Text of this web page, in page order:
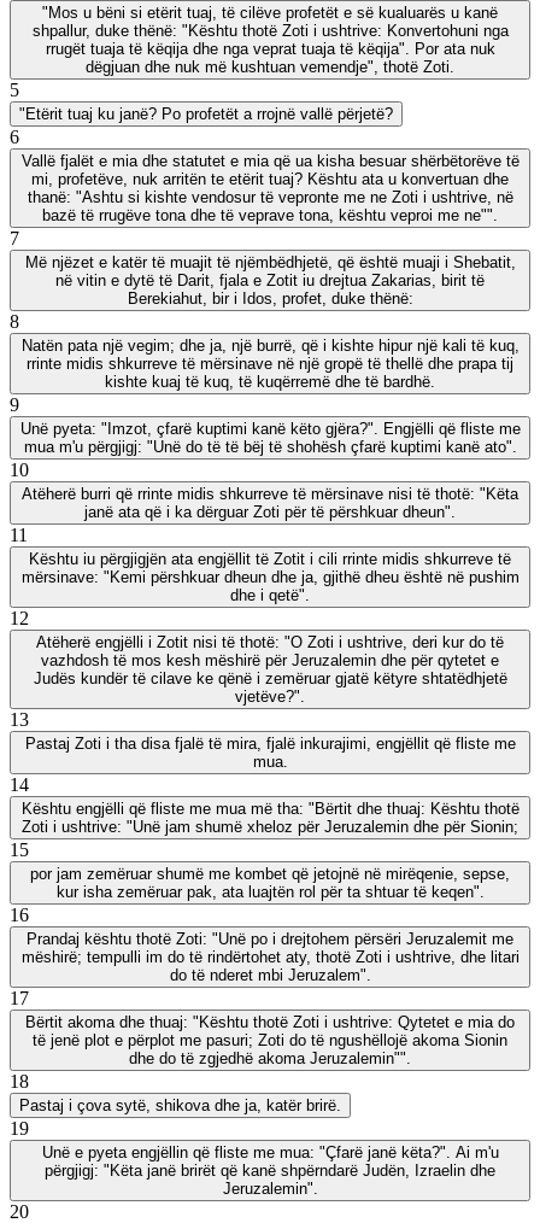
"Mos u bëni si etërit tuaj, të cilëve profetët e së kualuarës u kanë
shpallur, duke thënë: "Kështu thotë Zoti i ushtrive: Konvertohuni nga
rrugët tuaja të këqija dhe nga veprat tuaja të këqija". Por ata nuk
dëgjuan dhe nuk më kushtuan vemendje", thotë Zoti.
5
"Etërit tuaj ku janë? Po profetët a rrojnë vallë përjetë?
6
Vallë fjalët e mia dhe statutet e mia që ua kisha besuar shërbëtorëve të
mi, profetëve, nuk arritën te etërit tuaj? Kështu ata u konvertuan dhe
thanë: "Ashtu si kishte vendosur të vepronte me ne Zoti i ushtrive, në
bazë të rrugëve tona dhe të veprave tona, kështu veproi me ne"".
7
Më njëzet e katër të muajit të njëmbëdhjetë, që është muaji i Shebatit,
në vitin e dytë të Darit, fjala e Zotit iu drejtua Zakarias, birit të
Berekiahut, bir i Idos, profet, duke thënë:
8
Natën pata një vegim; dhe ja, një burrë, që i kishte hipur një kali të kuq,
rrinte midis shkurreve të mërsinave në një gropë të thellë dhe prapa tij
kishte kuaj të kuq, të kuqërremë dhe të bardhë.
9
Unë pyeta: "Imzot, çfarë kuptimi kanë këto gjëra?". Engjëlli që fliste me
mua m'u përgjigj: "Unë do të të bëj të shohësh çfarë kuptimi kanë ato".
10
Atëherë burri që rrinte midis shkurreve të mërsinave nisi të thotë: "Këta
janë ata që i ka dërguar Zoti për të përshkuar dheun".
11
Kështu iu përgjigjën ata engjëllit të Zotit i cili rrinte midis shkurreve të
mërsinave: "Kemi përshkuar dheun dhe ja, gjithë dheu është në pushim
dhe i qetë".
12
Atëherë engjëlli i Zotit nisi të thotë: "O Zoti i ushtrive, deri kur do të
vazhdosh të mos kesh mëshirë për Jeruzalemin dhe për qytetet e
Judës kundër të cilave ke qënë i zemëruar gjatë këtyre shtatëdhjetë
vjetëve?".
13
Pastaj Zoti i tha disa fjalë të mira, fjalë inkurajimi, engjëllit që fliste me
mua.
14
Kështu engjëlli që fliste me mua më tha: "Bërtit dhe thuaj: Kështu thotë
Zoti i ushtrive: "Unë jam shumë xheloz për Jeruzalemin dhe për Sionin;
15
por jam zemëruar shumë me kombet që jetojnë në mirëqenie, sepse,
kur isha zemëruar pak, ata luajtën rol për ta shtuar të keqen".
16
Prandaj kështu thotë Zoti: "Unë po i drejtohem përsëri Jeruzalemit me
mëshirë; tempulli im do të rindërtohet aty, thotë Zoti i ushtrive, dhe litari
do të nderet mbi Jeruzalem".
17
Bërtit akoma dhe thuaj: "Kështu thotë Zoti i ushtrive: Qytetet e mia do
të jenë plot e përplot me pasuri; Zoti do të ngushëllojë akoma Sionin
dhe do të zgjedhë akoma Jeruzalemin"".
18
Pastaj i çova sytë, shikova dhe ja, katër brirë.
19
Unë e pyeta engjëllin që fliste me mua: "Çfarë janë këta?". Ai m'u
përgjigj: "Këta janë brirët që kanë shpërndarë Judën, Izraelin dhe
Jeruzalemin".
20